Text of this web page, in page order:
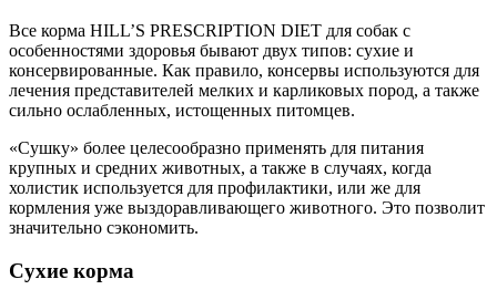
Все корма HILL’S PRESCRIPTION DIET для собак с
особенностями здоровья бывают двух типов: сухие и
консервированные. Как правило, консервы используются для
лечения представителей мелких и карликовых пород, а также
сильно ослабленных, истощенных питомцев.
«Сушку» более целесообразно применять для питания
крупных и средних животных, а также в случаях, когда
холистик используется для профилактики, или же для
кормления уже выздоравливающего животного. Это позволит
значительно сэкономить.
Сухие корма